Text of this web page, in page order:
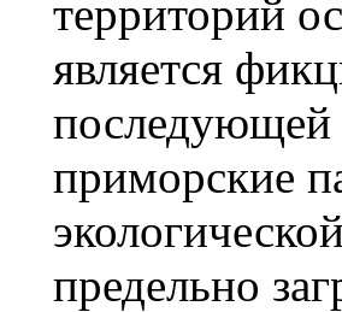
территорий
является
последующей
приморские
предельно